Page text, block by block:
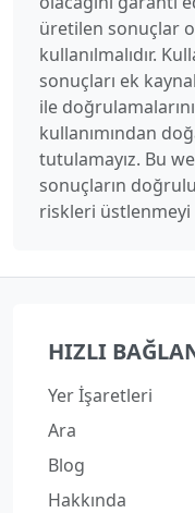
üretilen sonuçlar
kullanılmalıdır.
sonuçları ek
ile
kullanımından
tutulamayız. Bu
sonuçların
riskleri
HIZLI
Yer İşaretleri
Ara
Blog
Hakkında